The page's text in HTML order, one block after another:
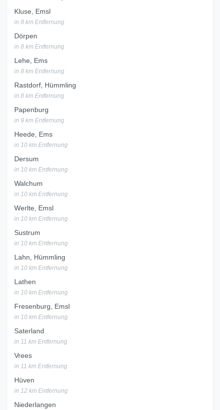
Kluse, Emsl
in 8 km Entfernung
Dörpen
in 8 km Entfernung
Lehe, Ems
in 8 km Entfernung
Rastdorf, Hümmling
in 8 km Entfernung
Papenburg
in 9 km Entfernung
Heede, Ems
in 10 km Entfernung
Dersum
in 10 km Entfernung
Walchum
in 10 km Entfernung
Werlte, Emsl
in 10 km Entfernung
Sustrum
in 10 km Entfernung
Lahn, Hümmling
in 10 km Entfernung
Lathen
in 10 km Entfernung
Fresenburg, Emsl
in 10 km Entfernung
Saterland
in 11 km Entfernung
Vrees
in 11 km Entfernung
Hüven
in 12 km Entfernung
Niederlangen